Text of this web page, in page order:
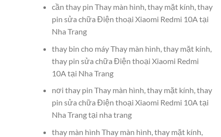
cần thay pin Thay màn hình, thay mặt kính, thay
pin sửa chữa Điện thoại Xiaomi Redmi 10A tại
Nha Trang
thay bin cho máy Thay màn hình, thay mặt kính,
thay pin sửa chữa Điện thoại Xiaomi Redmi
10A tại Nha Trang
nơi thay pin Thay màn hình, thay mặt kính, thay
pin sửa chữa Điện thoại Xiaomi Redmi 10A tại
Nha Trang tại nha trang
thay màn hình Thay màn hình, thay mặt kính,